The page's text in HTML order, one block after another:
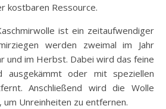
kostbaren Ressource.
ist ein zeitaufwendiger
werden zweimal im Jahr
und im Herbst. Dabei wird das feine
ausgekämmt oder mit speziellen
Anschließend wird die Wolle
Unreinheiten zu entfernen.